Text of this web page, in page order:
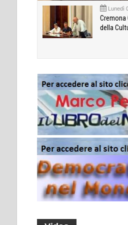
Lunedì
Cremona
della